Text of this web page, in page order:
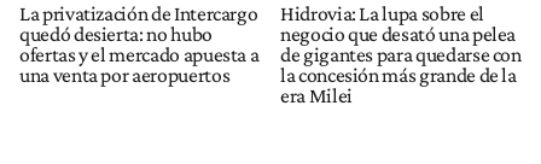
La privatización de Intercargo
quedó desierta: no hubo
ofertas y el mercado apuesta a
una venta por aeropuertos
Hidrovia: La lupa sobre el
negocio que desató una pelea
de gigantes para quedarse con
la concesión más grande de la
era Milei